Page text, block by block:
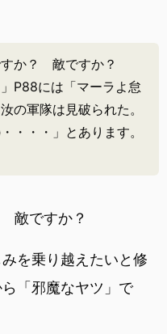
すか？ 敵ですか？
P88には「マーラよ怠
の軍隊は見破られた。
・・・」とあります。
敵ですか？
を乗り越えたいと修
「邪魔なヤツ」で